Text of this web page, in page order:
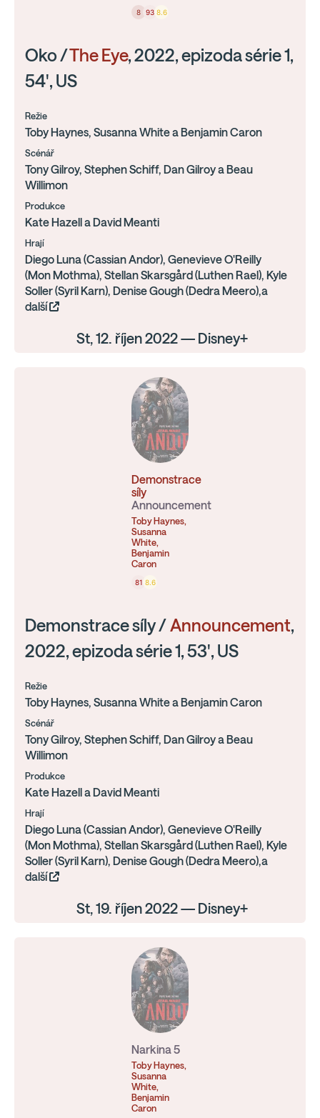
8 93 8.6
Oko /The Eye, 2022, epizoda série 1,
54', US
Režie
Toby Haynes, Susanna White a Benjamin Caron
Scénář
Tony Gilroy, Stephen Schiff, Dan Gilroy a Beau
Willimon
Produkce
Kate Hazell a David Meanti
Hrají
Diego Luna (Cassian Andor), Genevieve O'Reilly
(Mon Mothma), Stellan Skarsgård (Luthen Rael), Kyle
Soller (Syril Karn), Denise Gough (Dedra Meero),a
další
St, 12. říjen 2022 — Disney+
Demonstrace
síly
Announcement
Toby Haynes,
Susanna
White,
Benjamin
Caron
81 8.6
Demonstrace síly /Announcement,
2022, epizoda série 1, 53', US
Režie
Toby Haynes, Susanna White a Benjamin Caron
Scénář
Tony Gilroy, Stephen Schiff, Dan Gilroy a Beau
Willimon
Produkce
Kate Hazell a David Meanti
Hrají
Diego Luna (Cassian Andor), Genevieve O'Reilly
(Mon Mothma), Stellan Skarsgård (Luthen Rael), Kyle
Soller (Syril Karn), Denise Gough (Dedra Meero),a
další
St, 19. říjen 2022 — Disney+
Narkina 5
Toby Haynes,
Susanna
White,
Benjamin
Caron